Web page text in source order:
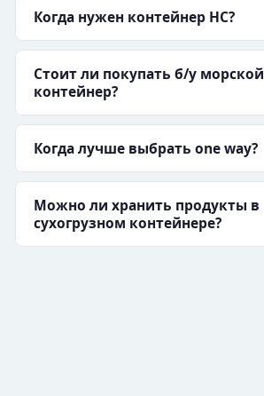
Когда нужен контейнер HC?
Стоит ли покупать б/у морской
контейнер?
Когда лучше выбрать one way?
Можно ли хранить продукты в
сухогрузном контейнере?